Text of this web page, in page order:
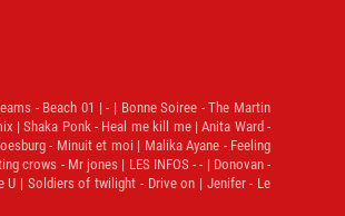
- Beach 01 | - | Bonne Soiree - The Martin
| Shaka Ponk - Heal me kill me | Anita Ward -
- Minuit et moi | Malika Ayane - Feeling
crows - Mr jones | LES INFOS - - | Donovan -
U | Soldiers of twilight - Drive on | Jenifer - Le